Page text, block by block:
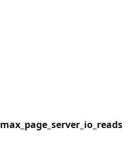
max_page_server_io_reads